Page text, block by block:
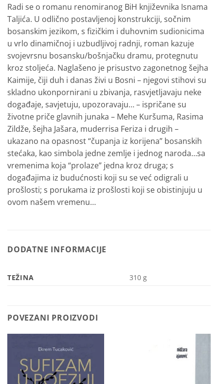
Radi se o romanu renomiranog BiH književnika Isnama
Taljića. U odlično postavljenoj konstrukciji, sočnim
bosanskim jezikom, s fizičkim i duhovnim sudionicima
u vrlo dinamičnoj i uzbudljivoj radnji, roman kazuje
svojevrsnu bosansku/bošnjačku dramu, protegnutu
kroz stoljeća. Naglašeno je prisustvo zagonetnog šejha
Kaimije, čiji duh i danas živi u Bosni – njegovi stihovi su
skladno ukonpornirani u zbivanja, rasvjetljavaju neke
događaje, savjetuju, upozoravaju… – ispričane su
životne priče glavnih junaka – Mehe Kuršuma, Rasima
Zildže, šejha Jašara, muderrisa Feriza i drugih –
ukazano na opasnost “čupanja iz korijena” bosanskih
stećaka, kao simbola jedne zemlje i jednog naroda…sa
vremenima koja “prolaze” jedna kroz druga; s
događajima iz budućnosti koji su se već odigrali u
prošlosti; s porukama iz prošlosti koji se obistinjuju u
ovom našem vremenu…
DODATNE INFORMACIJE
TEŽINA 310 g
POVEZANI PROIZVODI